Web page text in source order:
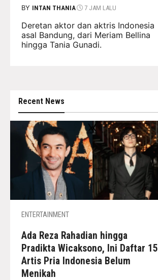
BY INTAN THANIA 7 JAM LALU
Deretan aktor dan aktris Indonesia
asal Bandung, dari Meriam Bellina
hingga Tania Gunadi.
Recent News
ENTERTAINMENT
Ada Reza Rahadian hingga
Pradikta Wicaksono, Ini Daftar 15
Artis Pria Indonesia Belum
Menikah